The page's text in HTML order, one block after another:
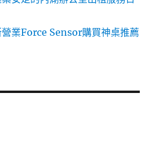
業Force Sensor購買神桌推薦